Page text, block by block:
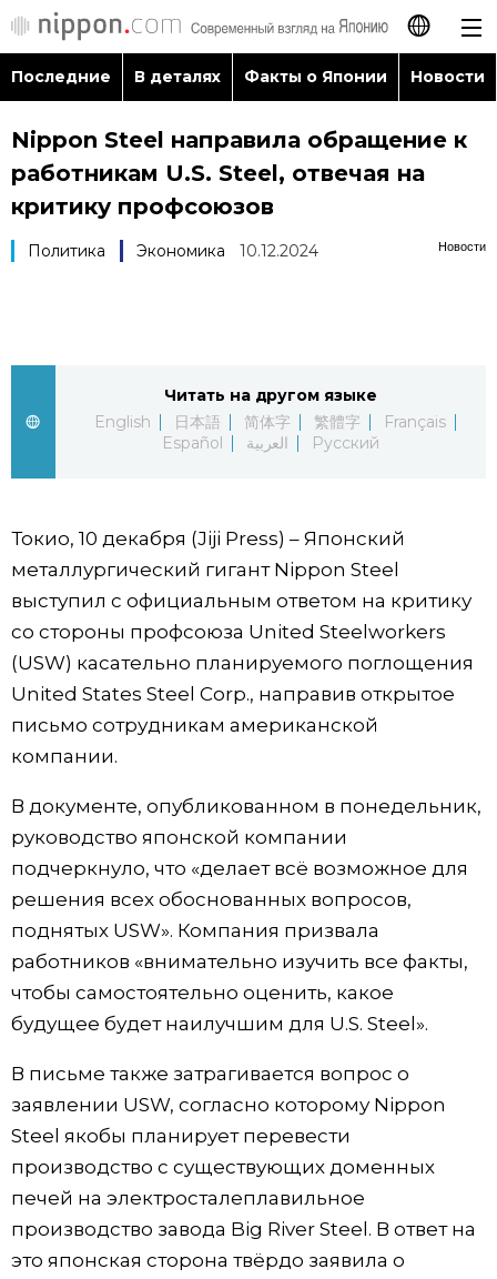
日本語
English
العربية
Последние
Фото/Видео
Разделы
Люди
Блог
Экономика
Общество
Культура
Жизнь
Технологии
Токио
От редакции
Популярные статьи
Японский язык
Семья
Еда и напитки
official SNS
Последние В деталях Факты о Японии Новости
Nippon Steel направила обращение к
работникам U.S. Steel, отвечая на
критику профсоюзов
Новости
Политика Экономика 10.12.2024
Читать на другом языке
English
日本語 简体字 繁體字
Français
Español
العربية Русский
Токио, 10 декабря (Jiji Press) – Японский
металлургический гигант Nippon Steel
выступил с официальным ответом на критику
со стороны профсоюза United Steelworkers
(USW) касательно планируемого поглощения
United States Steel Corp., направив открытое
письмо сотрудникам американской
компании.
В документе, опубликованном в понедельник,
руководство японской компании
подчеркнуло, что «делает всё возможное для
решения всех обоснованных вопросов,
поднятых USW». Компания призвала
работников «внимательно изучить все факты,
чтобы самостоятельно оценить, какое
будущее будет наилучшим для U.S. Steel».
В письме также затрагивается вопрос о
заявлении USW, согласно которому Nippon
Steel якобы планирует перевести
производство с существующих доменных
печей на электросталеплавильное
производство завода Big River Steel. В ответ на
это японская сторона твёрдо заявила о